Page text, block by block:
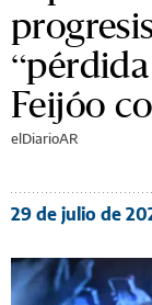
Feijóo
elDiarioAR
29 de julio de